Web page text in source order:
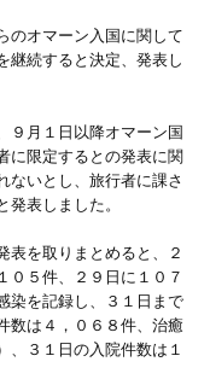
のオマーン入国に関して
継続すると決定、発表し
月１日以降オマーン国
に限定するとの発表に関
ないとし、旅行者に課さ
表しました。
を取りまとめると、２
０５件、２９日に１０７
染を記録し、３１日まで
数は４，０６８件、治癒
、３１日の入院件数は１